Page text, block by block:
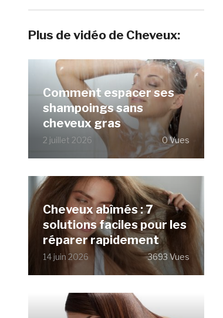
Plus de vidéo de Cheveux:
Comment espacer ses
shampoings sans
cheveux gras
2 juillet 2026 0 Vues
Cheveux abîmés : 7
solutions faciles pour les
réparer rapidement
14 juin 2026 3693 Vues